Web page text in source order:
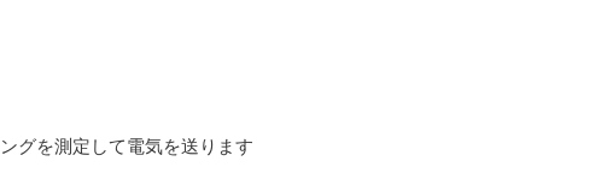
グを測定して電気を送ります